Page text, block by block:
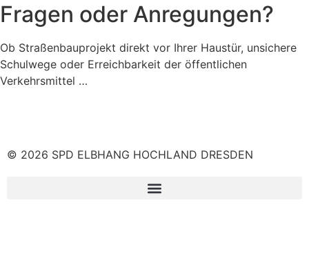
Fragen oder Anregungen?
Ob Straßenbauprojekt direkt vor Ihrer Haustür, unsichere
Schulwege oder Erreichbarkeit der öffentlichen
Verkehrsmittel …
© 2026 SPD ELBHANG HOCHLAND DRESDEN